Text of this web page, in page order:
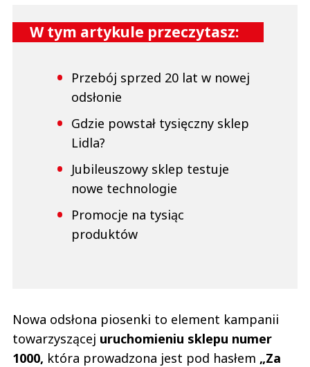
W tym artykule przeczytasz:
Przebój sprzed 20 lat w nowej
odsłonie
Gdzie powstał tysięczny sklep
Lidla?
Jubileuszowy sklep testuje
nowe technologie
Promocje na tysiąc
produktów
Nowa odsłona piosenki to element kampanii
towarzyszącej uruchomieniu sklepu numer
1000, która prowadzona jest pod hasłem „Za